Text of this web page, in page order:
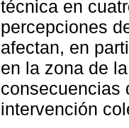
técnica en
percepciones
afectan, en
en la zona de
consecuencias
intervención